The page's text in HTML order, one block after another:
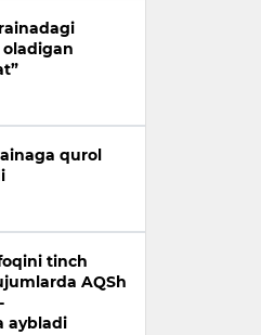
qurol
tinch
AQSh
aybladi